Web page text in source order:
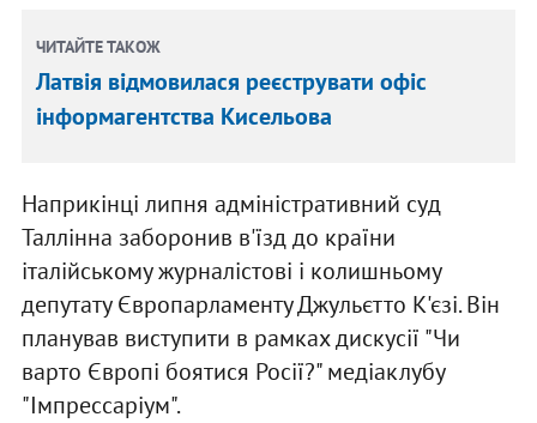
ЧИТАЙТЕ ТАКОЖ
Латвія відмовилася реєструвати офіс
інформагентства Кисельова
Наприкінці липня адміністративний суд
Таллінна заборонив в'їзд до країни
італійському журналістові і колишньому
депутату Європарламенту Джульєтто К'єзі. Він
планував виступити в рамках дискусії "Чи
варто Європі боятися Росії?" медіаклубу
"Імпрессаріум".